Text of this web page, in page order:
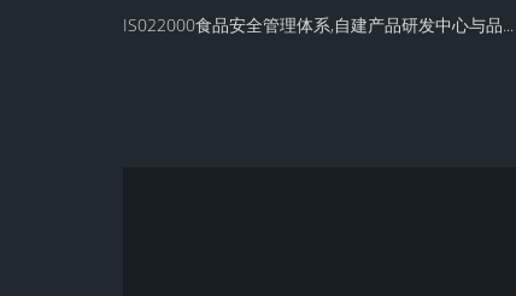
IS022000食品安全管理体系,自建产品研发中心与品...